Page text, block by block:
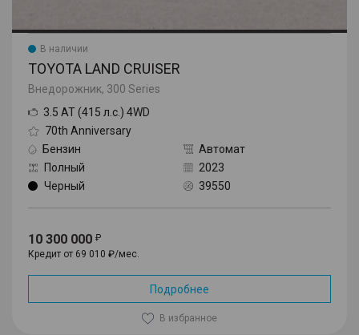
В наличии
TOYOTA LAND CRUISER
Внедорожник, 300 Series
3.5 AT (415 л.с.) 4WD
70th Anniversary
Бензин
Автомат
Полный
2023
Черный
39550
10 300 000
Кредит от 69 010 ₽/мес.
Подробнее
В избранное